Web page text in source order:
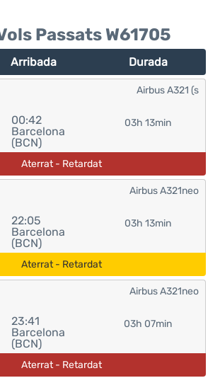
Passats W61705
Arribada Durada
00:42
Barcelona
(BCN)
03h 13min
Airbus A321 (s
Aterrat - Retardat
22:05
Barcelona
(BCN)
03h 13min
Airbus A321neo
Aterrat - Retardat
23:41
Barcelona
(BCN)
03h 07min
Airbus A321neo
Aterrat - Retardat